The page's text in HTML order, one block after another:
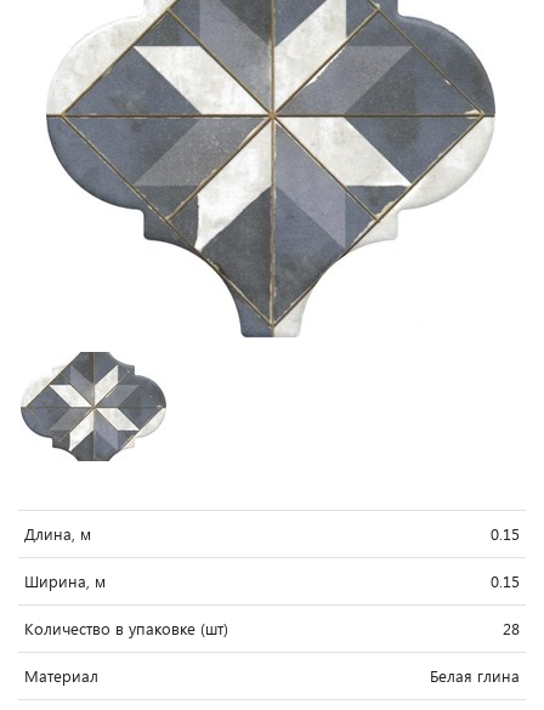
Длина, м 0.15
Ширина, м 0.15
Количество в упаковке (шт) 28
Материал Белая глина